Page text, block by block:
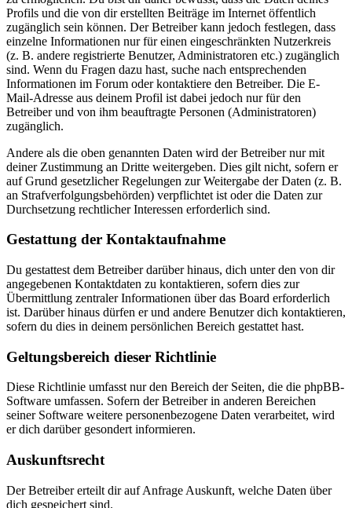
Profils und die von dir erstellten Beiträge im Internet öffentlich
zugänglich sein können. Der Betreiber kann jedoch festlegen, dass
einzelne Informationen nur für einen eingeschränkten Nutzerkreis
(z. B. andere registrierte Benutzer, Administratoren etc.) zugänglich
sind. Wenn du Fragen dazu hast, suche nach entsprechenden
Informationen im Forum oder kontaktiere den Betreiber. Die E-
Mail-Adresse aus deinem Profil ist dabei jedoch nur für den
Betreiber und von ihm beauftragte Personen (Administratoren)
zugänglich.
Andere als die oben genannten Daten wird der Betreiber nur mit
deiner Zustimmung an Dritte weitergeben. Dies gilt nicht, sofern er
auf Grund gesetzlicher Regelungen zur Weitergabe der Daten (z. B.
an Strafverfolgungsbehörden) verpflichtet ist oder die Daten zur
Durchsetzung rechtlicher Interessen erforderlich sind.
Gestattung der Kontaktaufnahme
Du gestattest dem Betreiber darüber hinaus, dich unter den von dir
angegebenen Kontaktdaten zu kontaktieren, sofern dies zur
Übermittlung zentraler Informationen über das Board erforderlich
ist. Darüber hinaus dürfen er und andere Benutzer dich kontaktieren,
sofern du dies in deinem persönlichen Bereich gestattet hast.
Geltungsbereich dieser Richtlinie
Diese Richtlinie umfasst nur den Bereich der Seiten, die die phpBB-
Software umfassen. Sofern der Betreiber in anderen Bereichen
seiner Software weitere personenbezogene Daten verarbeitet, wird
er dich darüber gesondert informieren.
Auskunftsrecht
Der Betreiber erteilt dir auf Anfrage Auskunft, welche Daten über
dich gespeichert sind.